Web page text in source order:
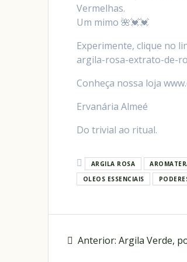
Vermelhas.
Um mimo 🌺💓💓
Experimente, clique no
argila-rosa-extrato-de-
Conheça nossa loja
Ervanária Almeé
Do trivial ao ritual.
ARGILA ROSA
OLEOS ESSENCIAIS
Anterior: Argila Verde,